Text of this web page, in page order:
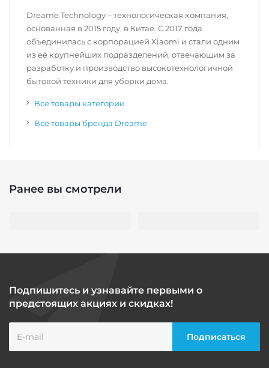
Dreame Technology – технологическая компания,
основанная в 2015 году, в Китае. С 2017 года
объединилась с корпорацией Xiaomi и стали одним
из её крупнейших подразделений, отвечающим за
разработку и производство высокотехнологичной
бытовой техники для уборки дома.
Все товары категории
Все товары бренда Dreame
Ранее вы смотрели
Подпишитесь и узнавайте первыми о
предстоящих акциях и скидках!